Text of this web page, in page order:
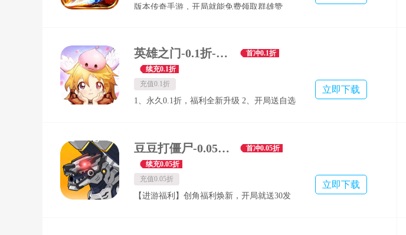
版本传奇手游，开局就能免费领取群雄赞
完成七日任务可得充值红包，版本爆率全面
开放，全部装备、材料打怪均可掉落，内置
永久 3 折充值特权。复刻经典沉默玩法，自
带刀刀绿毒、沉默斗笠等特色道具，散人无
英雄之门-0.1折-绿色服
首冲0.1折
续充0.1折
充值0.1折
1、永久0.1折，福利全新升级 2、开局送自选
立即下载
豆豆打僵尸-0.05折免充版-绿色服
首冲0.05折
续充0.05折
充值0.05折
【进游福利】创角福利焕新，开局就送30发
立即下载